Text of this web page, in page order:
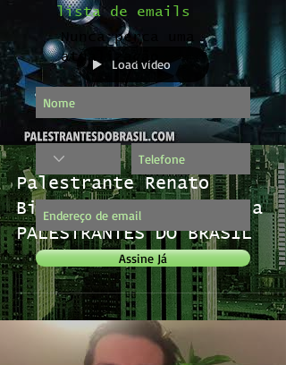
Load video
Palestrante Renato
Bittencourt apresenta a
PALESTRANTES DO BRASIL
lista de emails
Nunca perca uma
atualização
Assine Já